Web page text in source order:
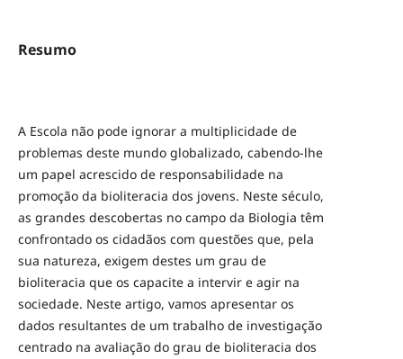
Resumo
A Escola não pode ignorar a multiplicidade de
problemas deste mundo globalizado, cabendo-lhe
um papel acrescido de responsabilidade na
promoção da bioliteracia dos jovens. Neste século,
as grandes descobertas no campo da Biologia têm
confrontado os cidadãos com questões que, pela
sua natureza, exigem destes um grau de
bioliteracia que os capacite a intervir e agir na
sociedade. Neste artigo, vamos apresentar os
dados resultantes de um trabalho de investigação
centrado na avaliação do grau de bioliteracia dos